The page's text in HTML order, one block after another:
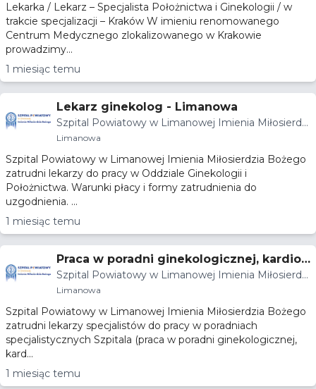
Lekarka / Lekarz – Specjalista Położnictwa i Ginekologii / w
trakcie specjalizacji – Kraków W imieniu renomowanego
Centrum Medycznego zlokalizowanego w Krakowie
prowadzimy...
1 miesiąc temu
Lekarz ginekolog - Limanowa
Szpital Powiatowy w Limanowej Imienia Miłosierdzi
a Bożego
Limanowa
Szpital Powiatowy w Limanowej Imienia Miłosierdzia Bożego
zatrudni lekarzy do pracy w Oddziale Ginekologii i
Położnictwa. Warunki płacy i formy zatrudnienia do
uzgodnienia. ...
1 miesiąc temu
Praca w poradni ginekologicznej, kardiol
ogicznej, laryngologicznej - Limanowa
Szpital Powiatowy w Limanowej Imienia Miłosierdzi
a Bożego
Limanowa
Szpital Powiatowy w Limanowej Imienia Miłosierdzia Bożego
zatrudni lekarzy specjalistów do pracy w poradniach
specjalistycznych Szpitala (praca w poradni ginekologicznej,
kard...
1 miesiąc temu